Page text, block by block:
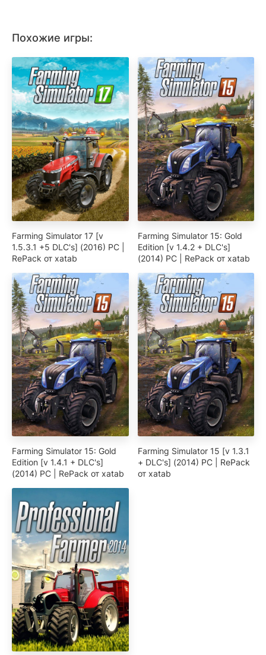
Похожие игры:
Farming Simulator 17 [v
1.5.3.1 +5 DLC's] (2016) PC |
RePack от xatab
Farming Simulator 15: Gold
Edition [v 1.4.2 + DLC's]
(2014) PC | RePack от xatab
Farming Simulator 15: Gold
Edition [v 1.4.1 + DLC's]
(2014) PC | RePack от xatab
Farming Simulator 15 [v 1.3.1
+ DLC's] (2014) PC | RePack
от xatab